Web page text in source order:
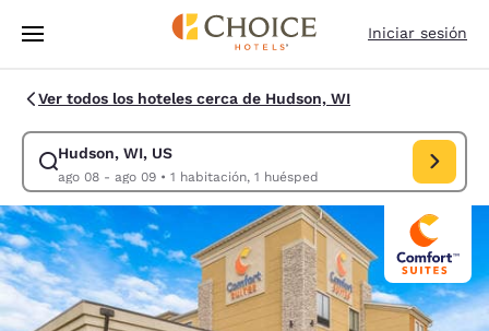
Pasar A Contenido Principal
Iniciar sesión
Ver todos los hoteles cerca de Hudson, WI
Hudson, WI, US
ago 08 - ago 09• 1 habitación, 1 huésped
Modificar la búsqueda de Hudson, WI, US. Fecha de check-in ago 08,